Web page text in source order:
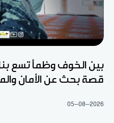
بين الخوف وظمأ تسع
قصة بحث عن الأمان
05-08-2026